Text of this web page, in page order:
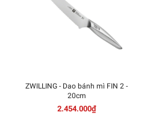
ZWILLING - Dao bánh mì FIN 2 -
20cm
2.454.000₫